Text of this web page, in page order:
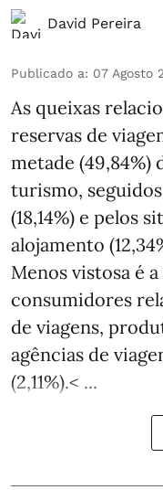
David Pereira
Publicado a: 07 Agosto
As queixas
reservas de
metade (49,84%)
turismo,
(18,14%) e pelos
alojamento
Menos vistosa é
consumidores
de viagens,
agências de
(2,11%).< ...